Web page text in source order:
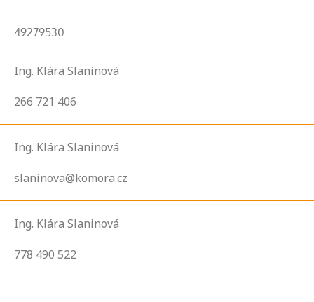
49279530
Ing. Klára Slaninová
266 721 406
Ing. Klára Slaninová
slaninova@komora.cz
Ing. Klára Slaninová
778 490 522